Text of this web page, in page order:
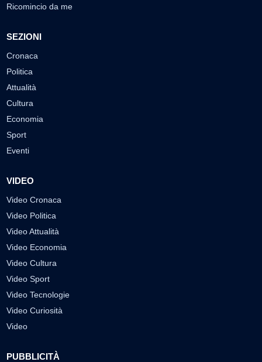
Ricomincio da me
SEZIONI
Cronaca
Politica
Attualità
Cultura
Economia
Sport
Eventi
VIDEO
Video Cronaca
Video Politica
Video Attualità
Video Economia
Video Cultura
Video Sport
Video Tecnologie
Video Curiosità
Video
PUBBLICITÀ